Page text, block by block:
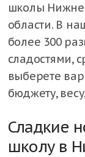
школы
области. В
более 300
сладостями,
выберете
бюджету,
Сладкие
школу в